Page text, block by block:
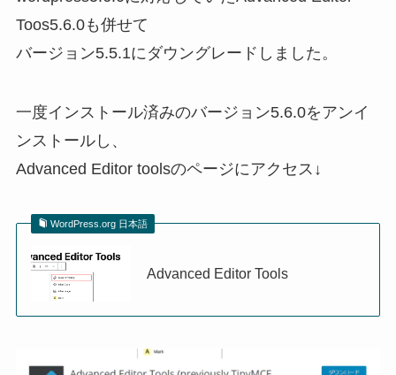
Toos5.6.0も併せて
バージョン5.5.1にダウングレードしました。
一度インストール済みのバージョン5.6.0をアンイ
ンストールし、
Advanced Editor toolsのページにアクセス↓
WordPress.org 日本語
Advanced Editor Tools